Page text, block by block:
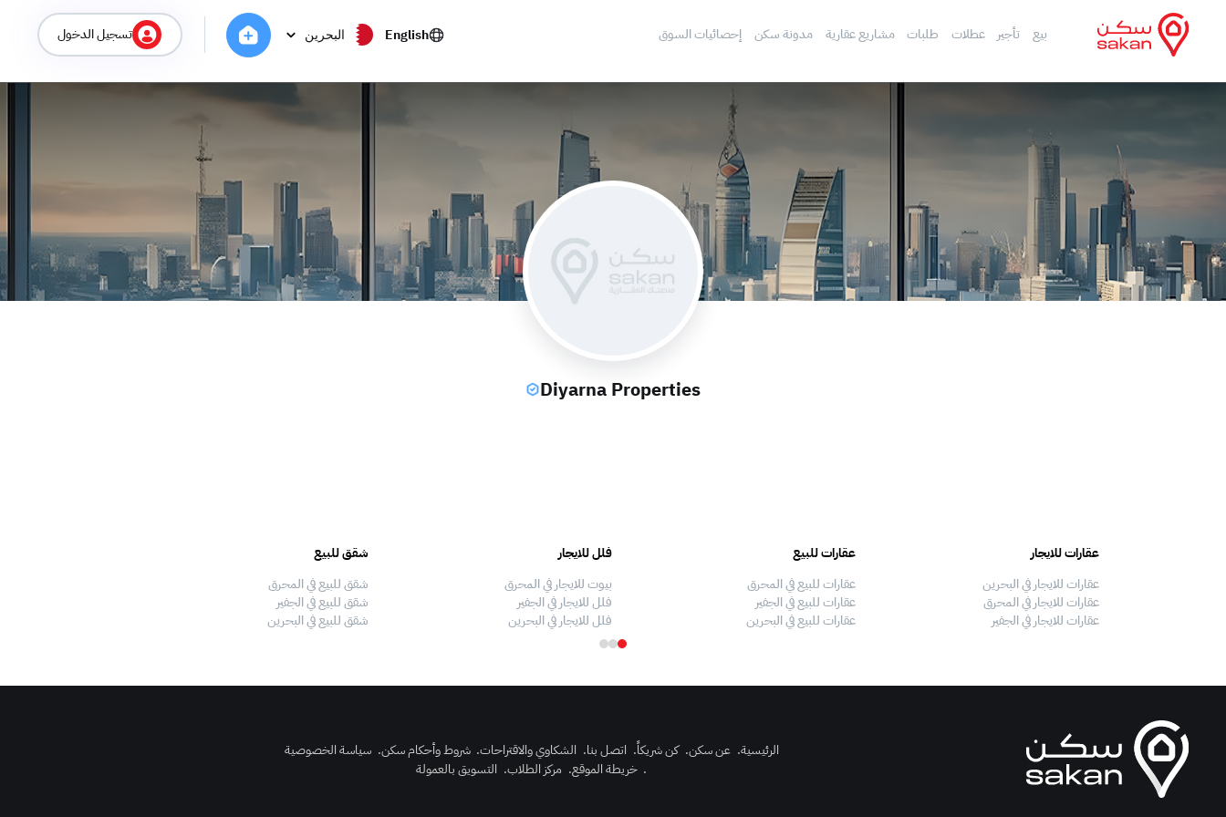
بيع تأجير عطلات طلبات مشاريع عقارية مدونة سكن إحصائيات السوق English البحرين تسجيل الدخول
Diyarna Properties
عقارات للايجار
عقارات للايجار في البحرين
عقارات للايجار في المحرق
عقارات للايجار في الجفير
عقارات للبيع
عقارات للبيع في المحرق
عقارات للبيع في الجفير
عقارات للبيع في البحرين
فلل للايجار
بيوت للايجار في المحرق
فلل للايجار في الجفير
فلل للايجار في البحرين
شقق للبيع
شقق للبيع في المحرق
شقق للبيع في الجفير
شقق للبيع في البحرين
الرئيسية. عن سكن. كن شريكاً. اتصل بنا. الشكاوي والاقتراحات. شروط وأحكام سكن. سياسة الخصوصية
. خريطة الموقع. مركز الطلاب. التسويق بالعمولة